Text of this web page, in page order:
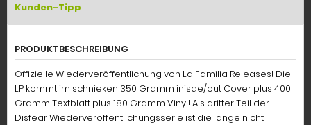
Kunden-Tipp
PRODUKTBESCHREIBUNG
Offizielle Wiederveröffentlichung von La Familia Releases! Die
LP kommt im schnieken 350 Gramm inisde/out Cover plus 400
Gramm Textblatt plus 180 Gramm Vinyl! Als dritter Teil der
Disfear Wiederveröffentlichungsserie ist die lange nicht